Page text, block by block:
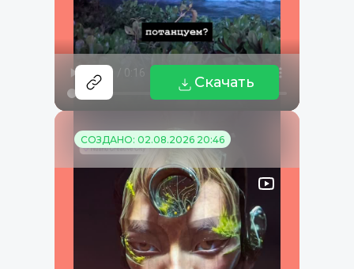
Скачать
СОЗДАНО: 02.08.2026 20:46